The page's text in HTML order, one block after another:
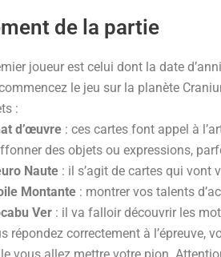
de la partie
joueur est celui dont la date
le jeu sur la planète
:
d’œuvre : ces cartes font appel à
des objets ou expressions,
Naute : il s’agit de cartes qui vont
Montante : montrer vos talents
Ver : il va falloir découvrir les
répondez correctement à l’épreuve,